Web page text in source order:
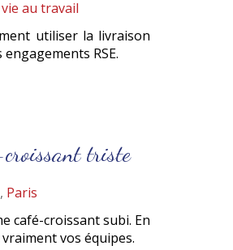
au travail
utiliser la livraison
RSE.
triste
, Paris
café-croissant subi. En
vos équipes.